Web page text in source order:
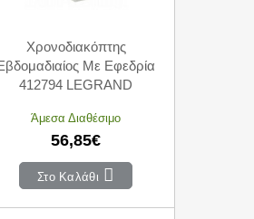
Χρονοδιακόπτης
Με Εφεδρία
412794 LEGRAND
Άμεσα Διαθέσιμο
56,85€
Στο Καλάθι